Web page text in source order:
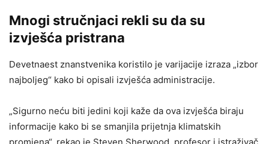
Mnogi stručnjaci rekli su da su
izvješća pristrana
Devetnaest znanstvenika koristilo je varijacije izraza „izbor
najboljeg“ kako bi opisali izvješća administracije.
„Sigurno neću biti jedini koji kaže da ova izvješća biraju
informacije kako bi se smanjila prijetnja klimatskih
promjena“, rekao je Steven Sherwood, profesor i istraživač